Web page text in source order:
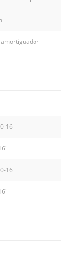
amortiguador
16
16